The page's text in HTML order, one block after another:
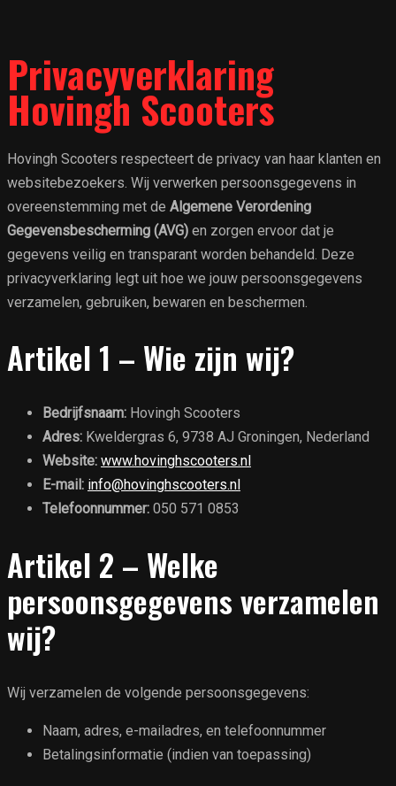
Privacyverklaring
Hovingh Scooters
Hovingh Scooters respecteert de privacy van haar klanten en
websitebezoekers. Wij verwerken persoonsgegevens in
overeenstemming met de Algemene Verordening
Gegevensbescherming (AVG) en zorgen ervoor dat je
gegevens veilig en transparant worden behandeld. Deze
privacyverklaring legt uit hoe we jouw persoonsgegevens
verzamelen, gebruiken, bewaren en beschermen.
Artikel 1 – Wie zijn wij?
Bedrijfsnaam: Hovingh Scooters
Adres: Kweldergras 6, 9738 AJ Groningen, Nederland
Website: www.hovinghscooters.nl
E-mail: info@hovinghscooters.nl
Telefoonnummer: 050 571 0853
Artikel 2 – Welke
persoonsgegevens verzamelen
wij?
Wij verzamelen de volgende persoonsgegevens:
Naam, adres, e-mailadres, en telefoonnummer
Betalingsinformatie (indien van toepassing)